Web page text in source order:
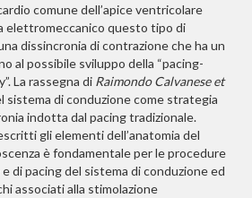
comune dell’apice ventricolare
elettromeccanico questo tipo di
dissincronia di contrazione che ha un
al possibile sviluppo della “pacing-
La rassegna di Raimondo Calvanese et
sistema di conduzione come strategia
indotta dal pacing tradizionale.
gli elementi dell’anatomia del
è fondamentale per le procedure
di pacing del sistema di conduzione ed
associati alla stimolazione